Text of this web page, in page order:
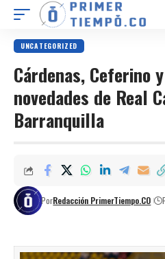
UNCATEGORIZED
Cárdenas, Ceferino
novedades de Real
Barranquilla
PorRedacción PrimerTiempo.CO